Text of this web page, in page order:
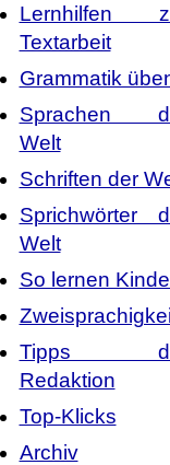
Lernhilfen
Textarbeit
Grammatik
Sprachen
Welt
Schriften der
Sprichwörter
Welt
So lernen
Tipps
Redaktion
Top-Klicks
Archiv